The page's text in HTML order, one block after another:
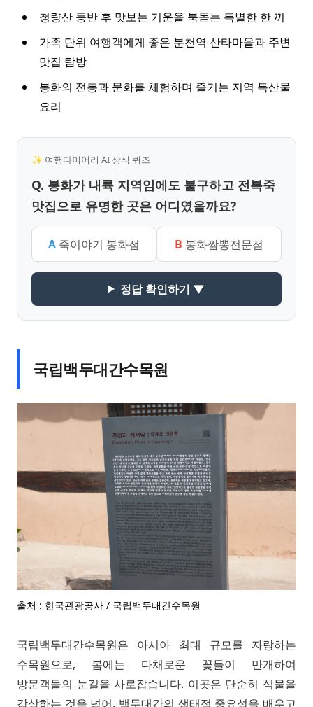
청량산 등반 후 맛보는 기운을 북돋는 특별한 한 끼
가족 단위 여행객에게 좋은 분천역 산타마을과 주변
맛집 탐방
봉화의 전통과 문화를 체험하며 즐기는 지역 특산물
요리
✨ 여행다이어리 AI 상식 퀴즈
Q. 봉화가 내륙 지역임에도 불구하고 전복죽
맛집으로 유명한 곳은 어디였을까요?
A 죽이야기 봉화점 B 봉화짬뽕전문점
정답 확인하기 ▼
국립백두대간수목원
출처 : 한국관광공사 / 국립백두대간수목원
국립백두대간수목원은 아시아 최대 규모를 자랑하는
수목원으로, 봄에는 다채로운 꽃들이 만개하여
방문객들의 눈길을 사로잡습니다. 이곳은 단순히 식물을
감상하는 것을 넘어, 백두대간의 생태적 중요성을 배우고